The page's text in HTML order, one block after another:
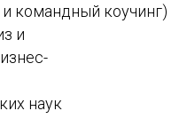
командный коучинг)
и
наук